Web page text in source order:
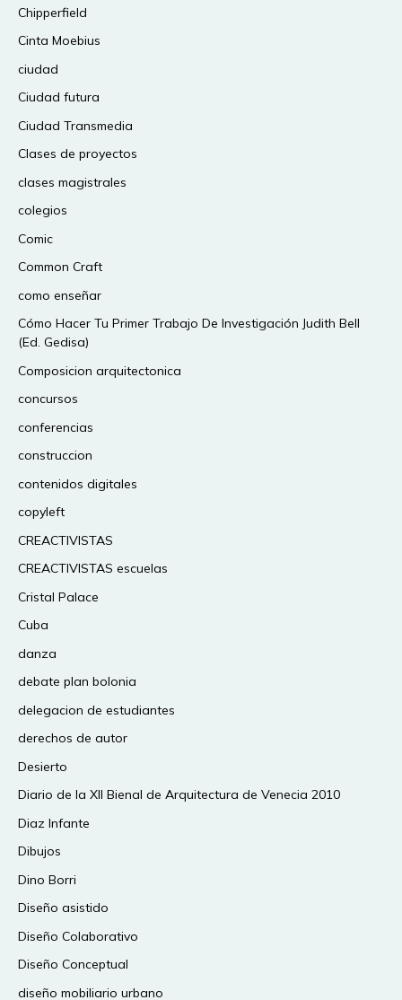
Chipperfield
Cinta Moebius
ciudad
Ciudad futura
Ciudad Transmedia
Clases de proyectos
clases magistrales
colegios
Comic
Common Craft
como enseñar
Cómo Hacer Tu Primer Trabajo De Investigación Judith Bell
(Ed. Gedisa)
Composicion arquitectonica
concursos
conferencias
construccion
contenidos digitales
copyleft
CREACTIVISTAS
CREACTIVISTAS escuelas
Cristal Palace
Cuba
danza
debate plan bolonia
delegacion de estudiantes
derechos de autor
Desierto
Diario de la XII Bienal de Arquitectura de Venecia 2010
Diaz Infante
Dibujos
Dino Borri
Diseño asistido
Diseño Colaborativo
Diseño Conceptual
diseño mobiliario urbano